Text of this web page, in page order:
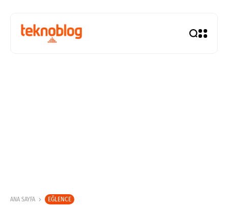
ANA SAYFA EĞLENCE